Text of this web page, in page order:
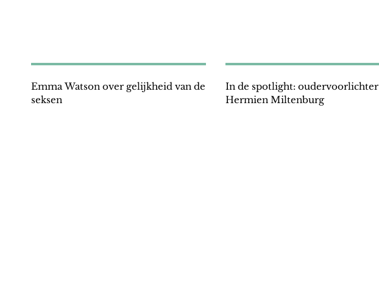
Emma Watson over gelijkheid van de
seksen
In de spotlight: oudervoorlichter
Hermien Miltenburg